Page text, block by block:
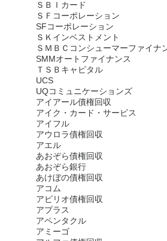
ＳＢＩカード
ＳＦコーポレーション
SFコーポレーション
ＳＫインベストメント
ＳＭＢＣコンシューマーファイナ
SMMオートファイナンス
ＴＳＢキャピタル
UCS
UQコミュニケーションズ
アイアール債権回収
アイク・カード・サービス
アイフル
アウロラ債権回収
アエル
あおぞら債権回収
あおぞら銀行
あけぼの債権回収
アコム
アビリオ債権回収
アプラス
アペンタクル
アミーゴ